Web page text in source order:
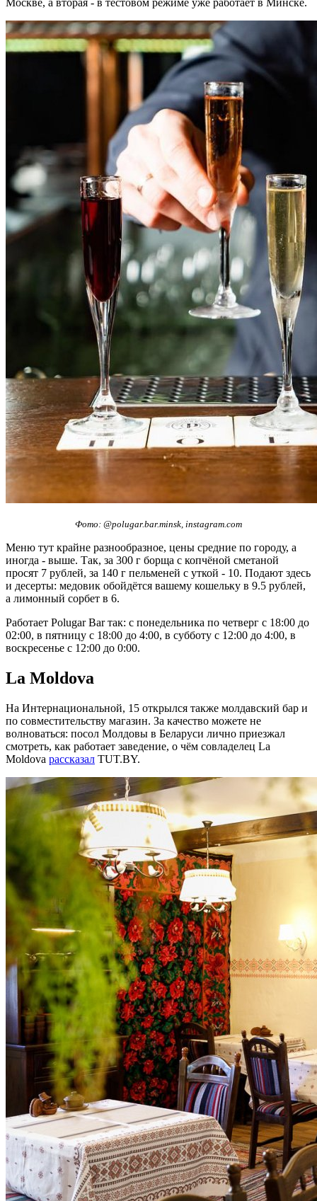
Москве, а вторая - в тестовом режиме уже работает в Минске.
Фото: @polugar.bar.minsk, instagram.com
Меню тут крайне разнообразное, цены средние по городу, а
иногда - выше. Так, за 300 г борща с копчёной сметаной
просят 7 рублей, за 140 г пельменей с уткой - 10. Подают здесь
и десерты: медовик обойдётся вашему кошельку в 9.5 рублей,
а лимонный сорбет в 6.
Работает Polugar Bar так: c понедельника по четверг с 18:00 до
02:00, в пятницу с 18:00 до 4:00, в субботу с 12:00 до 4:00, в
воскресенье с 12:00 до 0:00.
La Moldova
На Интернациональной, 15 открылся также молдавский бар и
по совместительству магазин. За качество можете не
волноваться: посол Молдовы в Беларуси лично приезжал
смотреть, как работает заведение, о чём совладелец La
Moldova рассказал TUT.BY.